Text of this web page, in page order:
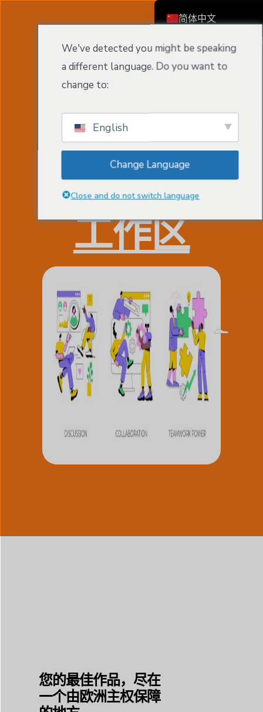
欧洲主权
工作区
您的最佳作品，尽在
一个由欧洲主权保障
We've detected you might be speaking
a different language. Do you want to
change to:
English
Change Language
Close and do not switch language
简体中文
Čeština
Ελληνικά
Français
Suomi
Bahasa Indonesia
日本語
Nederlands
Norsk bokmål
Polski
Português
Slovenščina
Svenska
ไทย
Tiếng Việt